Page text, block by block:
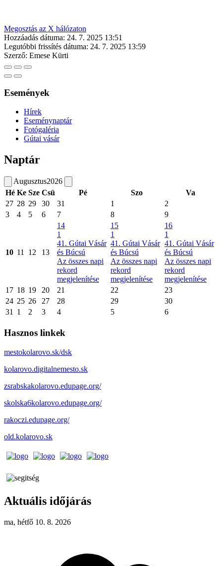
Megosztás az X hálózaton
Hozzáadás dátuma: 24. 7. 2025 13:51
Legutóbbi frissítés dátuma: 24. 7. 2025 13:59
Szerző: Emese Kürti
Események
Hírek
Eseménynaptár
Fotógaléria
Gútai vásár
Naptár
Augusztus2026
Hé Ke Sze Csü Pé Szo
Va
27 28 29 30 31 1
2
3
4 5 6 7 8 9
10 11 12 13
14
1
41. Gútai Vásár
és Búcsú
Az összes napi
rekord
megjelenítése
15
1
41. Gútai Vásár
és Búcsú
Az összes napi
rekord
megjelenítése
16
1
41. Gútai Vásár
és Búcsú
Az összes napi
rekord
megjelenítése
17 18 19 20 21 22
23
24 25 26 27 28 29
30
31
1 2 3 4 5 6
Hasznos linkek
mestokolarovo.sk/dsk
kolarovo.digitalnemesto.sk
zsrabskakolarovo.edupage.org/
skolska6kolarovo.edupage.org/
rakoczi.edupage.org/
old.kolarovo.sk
Aktuális időjárás
ma, hétfő 10. 8. 2026